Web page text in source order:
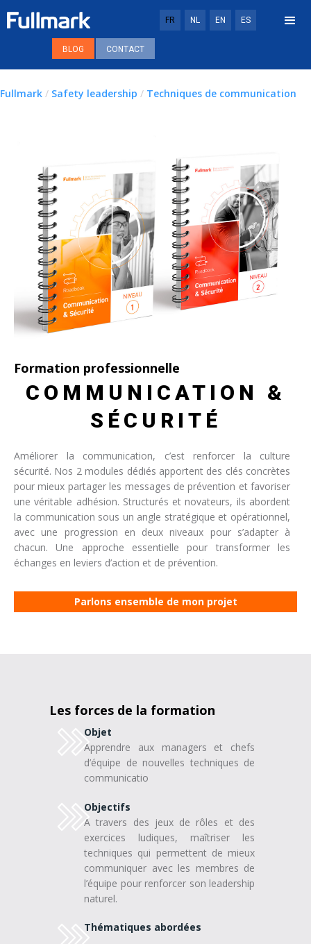
FR NL EN ES
BLOG CONTACT
Fullmark / Safety leadership / Techniques de communication
Formation professionnelle
COMMUNICATION &
SÉCURITÉ
Améliorer la communication, c’est renforcer la culture
sécurité. Nos 2 modules dédiés apportent des clés concrètes
pour mieux partager les messages de prévention et favoriser
une véritable adhésion. Structurés et novateurs, ils abordent
la communication sous un angle stratégique et opérationnel,
avec une progression en deux niveaux pour s’adapter à
chacun. Une approche essentielle pour transformer les
échanges en leviers d’action et de prévention.
Parlons ensemble de mon projet
Les forces de la formation
Objet
Apprendre aux managers et chefs
d’équipe de nouvelles techniques de
communicatio
Objectifs
A travers des jeux de rôles et des
exercices ludiques, maîtriser les
techniques qui permettent de mieux
communiquer avec les membres de
l’équipe pour renforcer son leadership
naturel.
Thématiques abordées